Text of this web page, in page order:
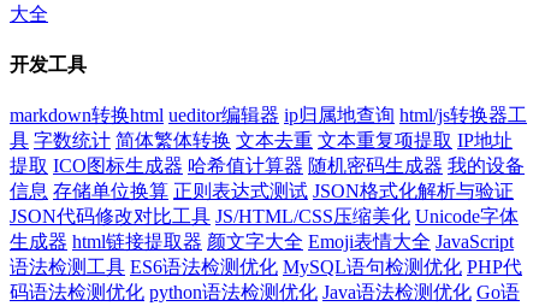
大全
开发工具
markdown转换html ueditor编辑器 ip归属地查询 html/js转换器工
具 字数统计 简体繁体转换 文本去重 文本重复项提取 IP地址
提取 ICO图标生成器 哈希值计算器 随机密码生成器 我的设备
信息 存储单位换算 正则表达式测试 JSON格式化解析与验证
JSON代码修改对比工具 JS/HTML/CSS压缩美化 Unicode字体
生成器 html链接提取器 颜文字大全 Emoji表情大全 JavaScript
语法检测工具 ES6语法检测优化 MySQL语句检测优化 PHP代
码语法检测优化 python语法检测优化 Java语法检测优化 Go语